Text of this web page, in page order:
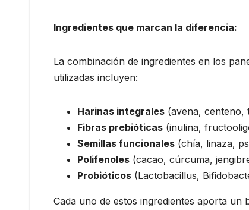
Ingredientes que marcan la diferencia:
La combinación de ingredientes en los
utilizadas incluyen:
Harinas integrales (avena, centeno,
Fibras prebióticas (inulina,
Semillas funcionales (chía, linaza,
Polifenoles (cacao, cúrcuma,
Probióticos (Lactobacillus,
Cada uno de estos ingredientes aporta